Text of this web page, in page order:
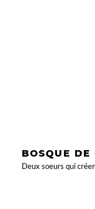
BOSQUE DE
Deux soeurs qui